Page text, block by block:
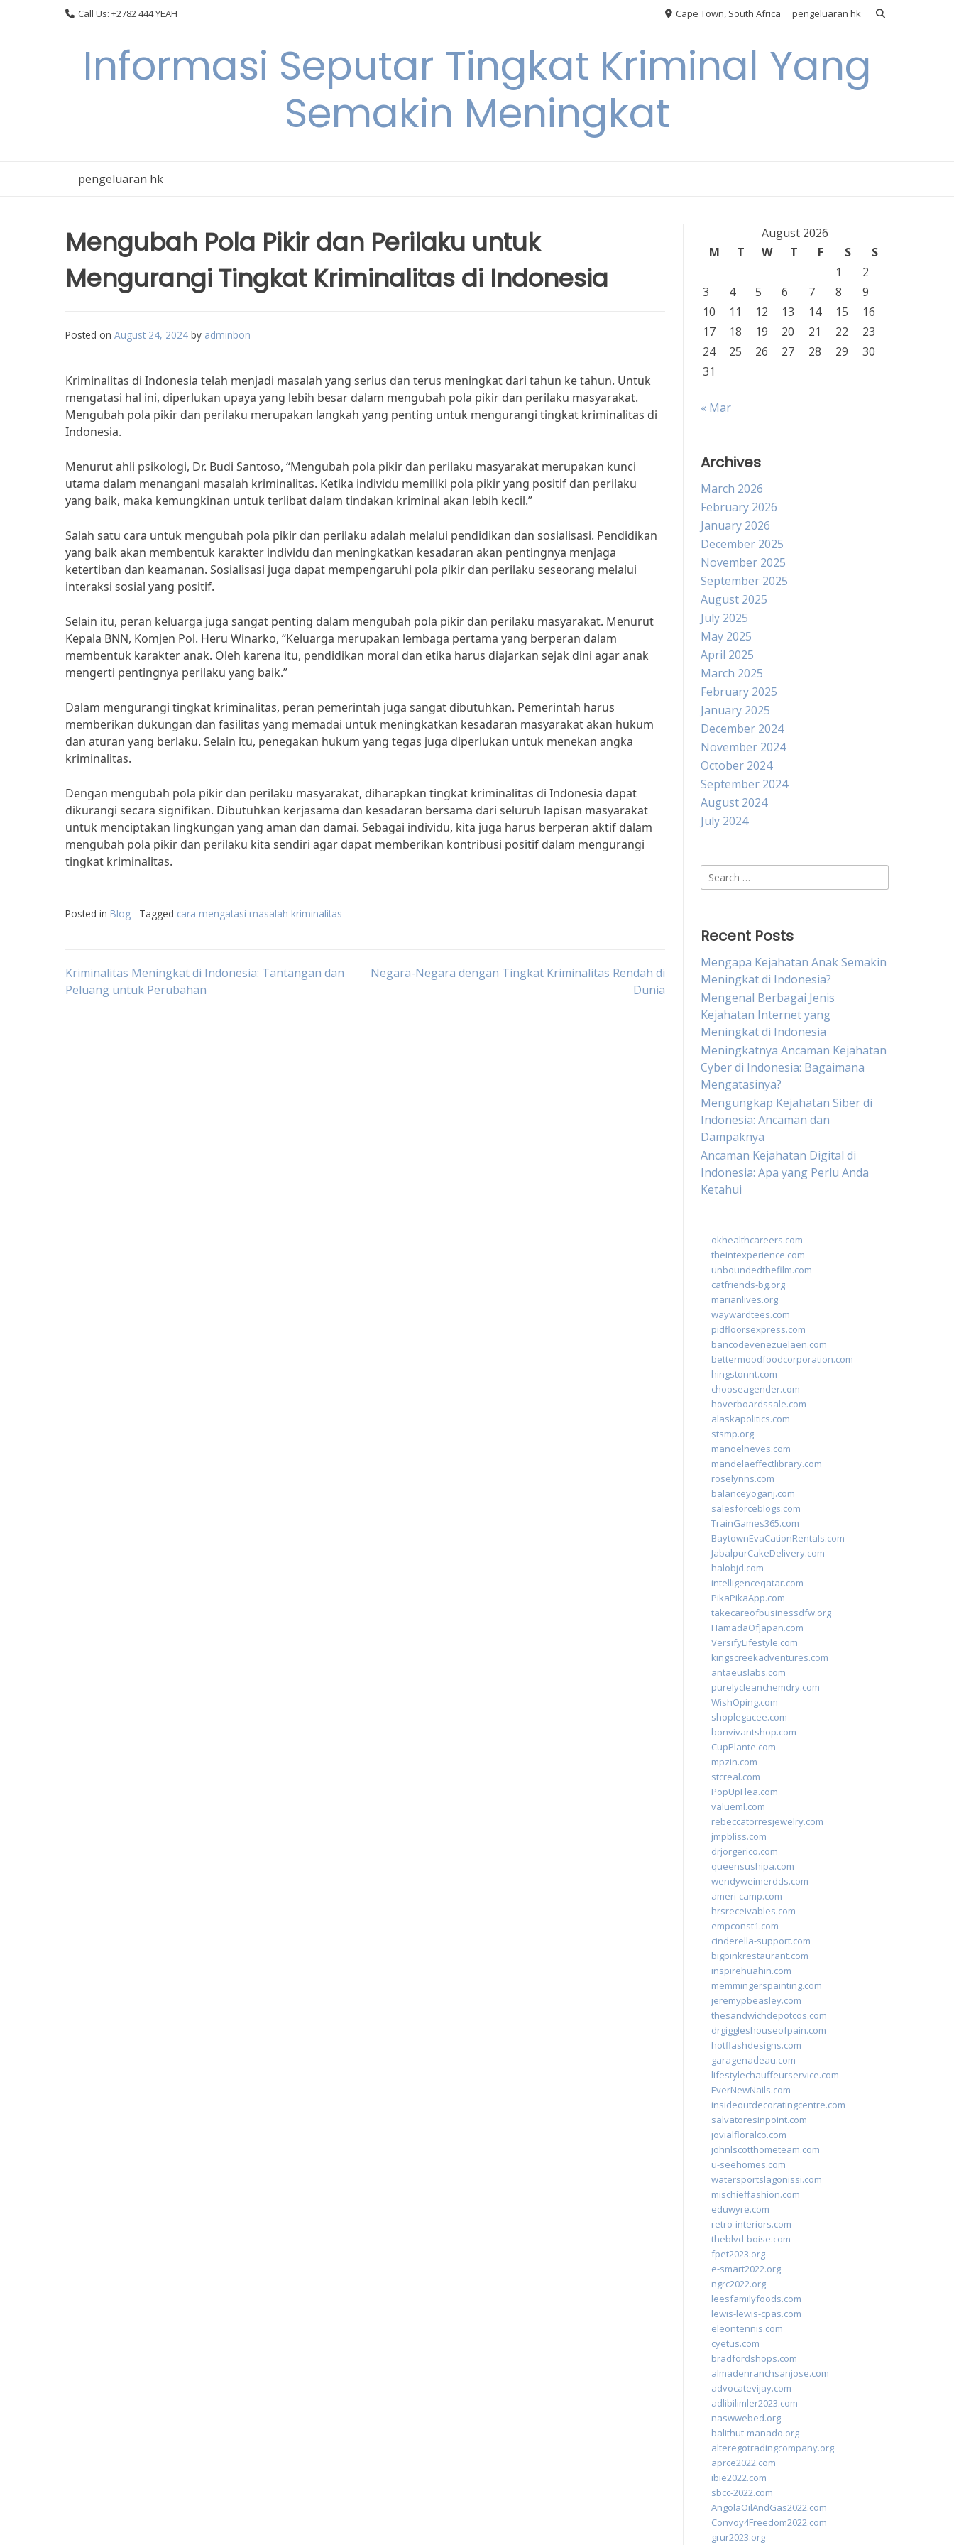
Call Us: +2782 444 YEAH Cape Town, South Africa pengeluaran hk
Informasi Seputar Tingkat Kriminal Yang
Semakin Meningkat
pengeluaran hk
Mengubah Pola Pikir dan Perilaku untuk
Mengurangi Tingkat Kriminalitas di Indonesia
Posted on August 24, 2024 by adminbon
Kriminalitas di Indonesia telah menjadi masalah yang serius dan terus meningkat dari tahun ke tahun. Untuk
mengatasi hal ini, diperlukan upaya yang lebih besar dalam mengubah pola pikir dan perilaku masyarakat.
Mengubah pola pikir dan perilaku merupakan langkah yang penting untuk mengurangi tingkat kriminalitas di
Indonesia.
Menurut ahli psikologi, Dr. Budi Santoso, “Mengubah pola pikir dan perilaku masyarakat merupakan kunci
utama dalam menangani masalah kriminalitas. Ketika individu memiliki pola pikir yang positif dan perilaku
yang baik, maka kemungkinan untuk terlibat dalam tindakan kriminal akan lebih kecil.”
Salah satu cara untuk mengubah pola pikir dan perilaku adalah melalui pendidikan dan sosialisasi. Pendidikan
yang baik akan membentuk karakter individu dan meningkatkan kesadaran akan pentingnya menjaga
ketertiban dan keamanan. Sosialisasi juga dapat mempengaruhi pola pikir dan perilaku seseorang melalui
interaksi sosial yang positif.
Selain itu, peran keluarga juga sangat penting dalam mengubah pola pikir dan perilaku masyarakat. Menurut
Kepala BNN, Komjen Pol. Heru Winarko, “Keluarga merupakan lembaga pertama yang berperan dalam
membentuk karakter anak. Oleh karena itu, pendidikan moral dan etika harus diajarkan sejak dini agar anak
mengerti pentingnya perilaku yang baik.”
Dalam mengurangi tingkat kriminalitas, peran pemerintah juga sangat dibutuhkan. Pemerintah harus
memberikan dukungan dan fasilitas yang memadai untuk meningkatkan kesadaran masyarakat akan hukum
dan aturan yang berlaku. Selain itu, penegakan hukum yang tegas juga diperlukan untuk menekan angka
kriminalitas.
Dengan mengubah pola pikir dan perilaku masyarakat, diharapkan tingkat kriminalitas di Indonesia dapat
dikurangi secara signifikan. Dibutuhkan kerjasama dan kesadaran bersama dari seluruh lapisan masyarakat
untuk menciptakan lingkungan yang aman dan damai. Sebagai individu, kita juga harus berperan aktif dalam
mengubah pola pikir dan perilaku kita sendiri agar dapat memberikan kontribusi positif dalam mengurangi
tingkat kriminalitas.
Posted in Blog Tagged cara mengatasi masalah kriminalitas
Post
Kriminalitas Meningkat di Indonesia: Tantangan dan
Peluang untuk Perubahan
Negara-Negara dengan Tingkat Kriminalitas Rendah di
Dunia
August 2026
M
T W T F S
S
1
2
3
4 5 6 7 8
9
10
11 12 13 14 15
16
17
18 19 20 21 22
23
24
25 26 27 28 29
30
31
« Mar
Archives
March 2026
February 2026
January 2026
December 2025
November 2025
September 2025
August 2025
July 2025
May 2025
April 2025
March 2025
February 2025
January 2025
December 2024
November 2024
October 2024
September 2024
August 2024
July 2024
Search
for:
Recent Posts
Mengapa Kejahatan Anak Semakin
Meningkat di Indonesia?
Mengenal Berbagai Jenis
Kejahatan Internet yang
Meningkat di Indonesia
Meningkatnya Ancaman Kejahatan
Cyber di Indonesia: Bagaimana
Mengatasinya?
Mengungkap Kejahatan Siber di
Indonesia: Ancaman dan
Dampaknya
Ancaman Kejahatan Digital di
Indonesia: Apa yang Perlu Anda
Ketahui
okhealthcareers.com
theintexperience.com
unboundedthefilm.com
catfriends-bg.org
marianlives.org
waywardtees.com
pidfloorsexpress.com
bancodevenezuelaen.com
bettermoodfoodcorporation.com
hingstonnt.com
chooseagender.com
hoverboardssale.com
alaskapolitics.com
stsmp.org
manoelneves.com
mandelaeffectlibrary.com
roselynns.com
balanceyoganj.com
salesforceblogs.com
TrainGames365.com
BaytownEvaCationRentals.com
JabalpurCakeDelivery.com
halobjd.com
intelligenceqatar.com
PikaPikaApp.com
takecareofbusinessdfw.org
HamadaOfJapan.com
VersifyLifestyle.com
kingscreekadventures.com
antaeuslabs.com
purelycleanchemdry.com
WishOping.com
shoplegacee.com
bonvivantshop.com
CupPlante.com
mpzin.com
stcreal.com
PopUpFlea.com
valueml.com
rebeccatorresjewelry.com
jmpbliss.com
drjorgerico.com
queensushipa.com
wendyweimerdds.com
ameri-camp.com
hrsreceivables.com
empconst1.com
cinderella-support.com
bigpinkrestaurant.com
inspirehuahin.com
memmingerspainting.com
jeremypbeasley.com
thesandwichdepotcos.com
drgiggleshouseofpain.com
hotflashdesigns.com
garagenadeau.com
lifestylechauffeurservice.com
EverNewNails.com
insideoutdecoratingcentre.com
salvatoresinpoint.com
jovialfloralco.com
johnlscotthometeam.com
u-seehomes.com
watersportslagonissi.com
mischieffashion.com
eduwyre.com
retro-interiors.com
theblvd-boise.com
fpet2023.org
e-smart2022.org
ngrc2022.org
leesfamilyfoods.com
lewis-lewis-cpas.com
eleontennis.com
cyetus.com
bradfordshops.com
almadenranchsanjose.com
advocatevijay.com
adlibilimler2023.com
naswwebed.org
balithut-manado.org
alteregotradingcompany.org
aprce2022.com
ibie2022.com
sbcc-2022.com
AngolaOilAndGas2022.com
Convoy4Freedom2022.com
grur2023.org